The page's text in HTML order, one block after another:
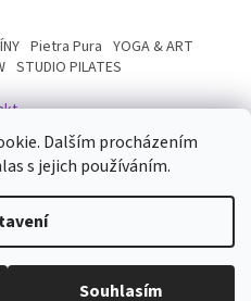
Dalším procházením
s jejich používáním.
Souhlasím
Pietra Pura YOGA & ART
STUDIO PILATES
práva vyhrazena.Upravit